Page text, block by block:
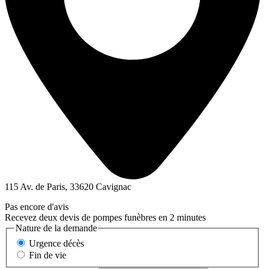
115 Av. de Paris, 33620 Cavignac
Pas encore d'avis
Recevez deux devis de pompes funèbres en 2 minutes
Nature de la demande
Urgence décès
Fin de vie